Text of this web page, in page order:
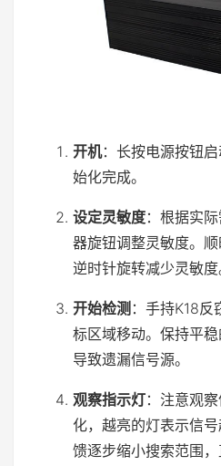
开机：长按电源按钮
始化完成。
设定灵敏度：根据实
器旋钮调整灵敏度。顺
逆时针旋转减少灵敏度
开始检测 ：手持K18反
标区域移动。保持平
导致遗漏信号源。
观察指示灯：注意观
化，越亮的灯表示信
馈逐步缩小搜索范围